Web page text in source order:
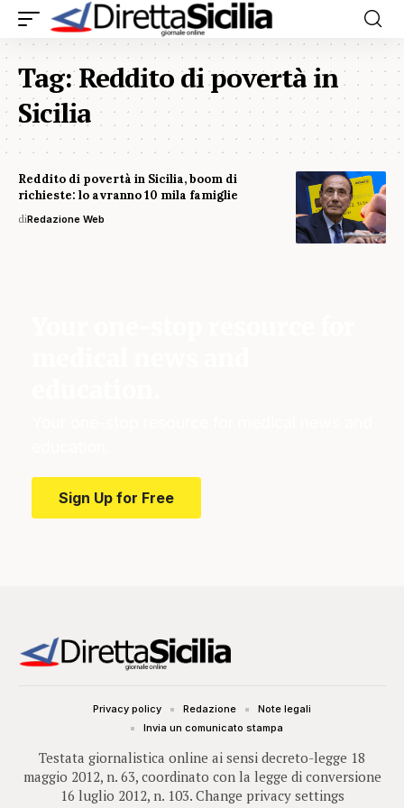
Tag:Reddito di povertà in
Sicilia
Reddito di povertà in Sicilia, boom di
richieste: lo avranno 10 mila famiglie
diRedazione Web
Sign Up for Free
Testata giornalistica online ai sensi decreto-legge 18
maggio 2012, n. 63, coordinato con la legge di conversione
16 luglio 2012, n. 103. Change privacy settings
Privacy policy Redazione
Note legali
Invia un comunicato stampa